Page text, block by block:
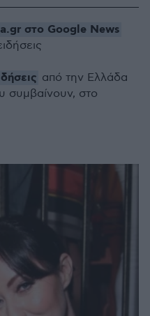
στο Google News
από την Ελλάδα
συμβαίνουν, στο